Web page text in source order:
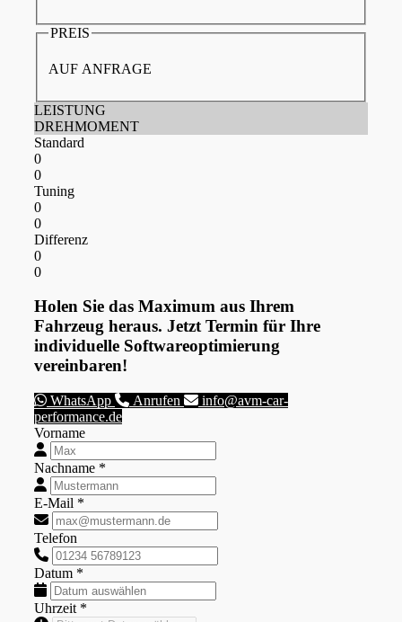
PREIS
AUF ANFRAGE
LEISTUNG
DREHMOMENT
Standard
0
0
Tuning
0
0
Differenz
0
0
Holen Sie das Maximum aus Ihrem
Fahrzeug heraus. Jetzt Termin für Ihre
individuelle Softwareoptimierung
vereinbaren!
WhatsApp Anrufen
info@avm-car-
performance.de
Vorname
Nachname *
E-Mail *
Telefon
Datum *
Uhrzeit *